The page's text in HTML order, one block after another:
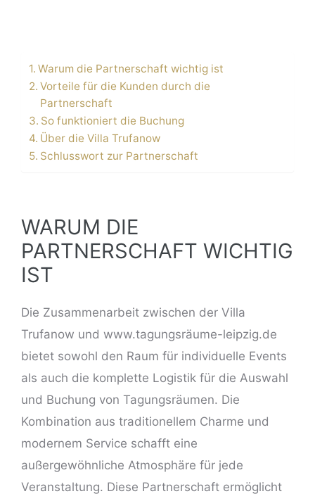
Warum die Partnerschaft wichtig ist
Vorteile für die Kunden durch die
Partnerschaft
So funktioniert die Buchung
Über die Villa Trufanow
Schlusswort zur Partnerschaft
WARUM DIE
PARTNERSCHAFT WICHTIG
IST
Die Zusammenarbeit zwischen der Villa
Trufanow und www.tagungsräume-leipzig.de
bietet sowohl den Raum für individuelle Events
als auch die komplette Logistik für die Auswahl
und Buchung von Tagungsräumen. Die
Kombination aus traditionellem Charme und
modernem Service schafft eine
außergewöhnliche Atmosphäre für jede
Veranstaltung. Diese Partnerschaft ermöglicht